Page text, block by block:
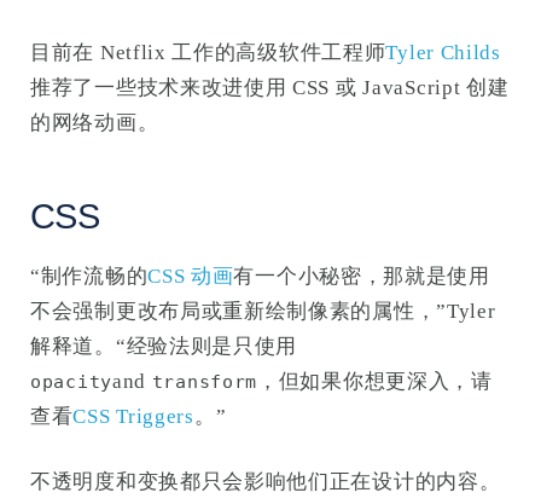
目前在 Netflix 工作的高级软件工程师Tyler Childs
推荐了一些技术来改进使用 CSS 或 JavaScript 创建
的网络动画。
CSS
“制作流畅的CSS 动画有一个小秘密，那就是使用
不会强制更改布局或重新绘制像素的属性，”Tyler
解释道。“经验法则是只使用
opacityand transform ，但如果你想更深入，请
查看CSS Triggers。”
不透明度和变换都只会影响他们正在设计的内容。